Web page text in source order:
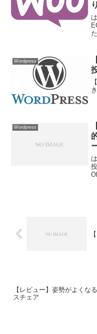
Wordpress
Wordpress
【レビュー】姿勢がよくな
スチェア